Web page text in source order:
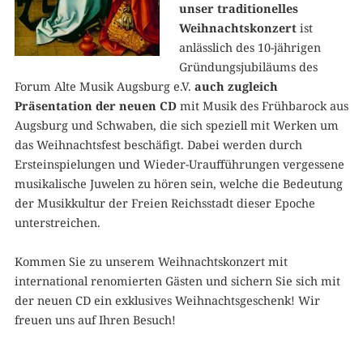
unser traditionelles
Weihnachtskonzertist
anlässlich des 10-jährigen
Gründungsjubiläums des
Forum Alte Musik Augsburg e.V. auch zugleich
Präsentation der neuen CD mit Musik des Frühbarock aus
Augsburg und Schwaben, die sich speziell mit Werken um
das Weihnachtsfest beschäfigt. Dabei werden durch
Ersteinspielungen und Wieder-Uraufführungen vergessene
musikalische Juwelen zu hören sein, welche die Bedeutung
der Musikkultur der Freien Reichsstadt dieser Epoche
unterstreichen.
Kommen Sie zu unserem Weihnachtskonzert mit
international renomierten Gästen und sichern Sie sich mit
der neuen CD ein exklusives Weihnachtsgeschenk! Wir
freuen uns auf Ihren Besuch!